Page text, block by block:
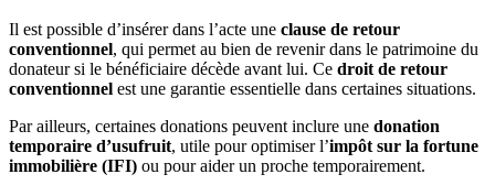
Il est possible d’insérer dans l’acte une clause de retour
conventionnel, qui permet au bien de revenir dans le patrimoine du
donateur si le bénéficiaire décède avant lui. Ce droit de retour
conventionnel est une garantie essentielle dans certaines situations.
Par ailleurs, certaines donations peuvent inclure une donation
temporaire d’usufruit, utile pour optimiser l’impôt sur la fortune
immobilière (IFI) ou pour aider un proche temporairement.